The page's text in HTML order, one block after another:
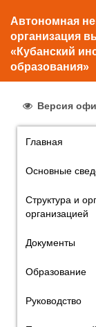
Автономная
организация
«Кубанский
образования»
Версия
Главная
Основные
Структура и
организацией
Документы
Образование
Руководство